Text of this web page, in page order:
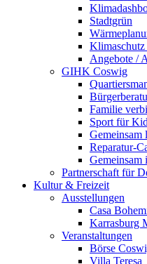
Stadtgrün
Angebote /
GIHK Coswig
Familie
Sport für
Gemeinsam
Reparatur-
Gemeinsam
Partnerschaft für
Kultur & Freizeit
Ausstellungen
Casa
Karrasburg
Veranstaltungen
Börse
Villa Teresa